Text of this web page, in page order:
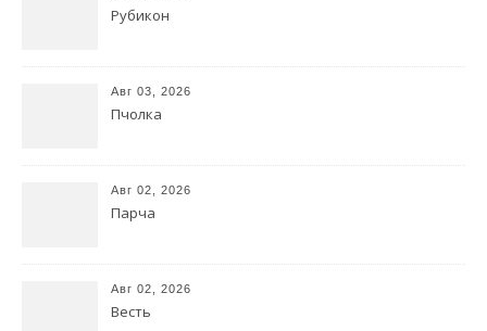
Рубикон
Авг 03, 2026
Пчолка
Авг 02, 2026
Парча
Авг 02, 2026
Весть